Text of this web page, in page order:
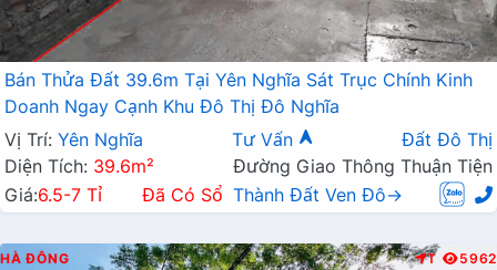
Bán Thửa Đất 39.6m Tại Yên Nghĩa Sát Trục Chính Kinh
Doanh Ngay Cạnh Khu Đô Thị Đô Nghĩa
Vị Trí: Yên Nghĩa Tư Vấn
Đất Đô Thị
Diện Tích: 39.6m²
Đường Giao Thông Thuận Tiện
Giá:6.5-7 Tỉ Đã Có Sổ Thành Đất Ven Đô→
HÀ ĐÔNG T 5962